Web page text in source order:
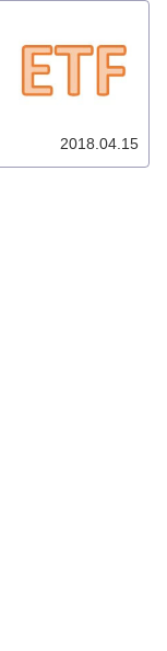
2018.04.15